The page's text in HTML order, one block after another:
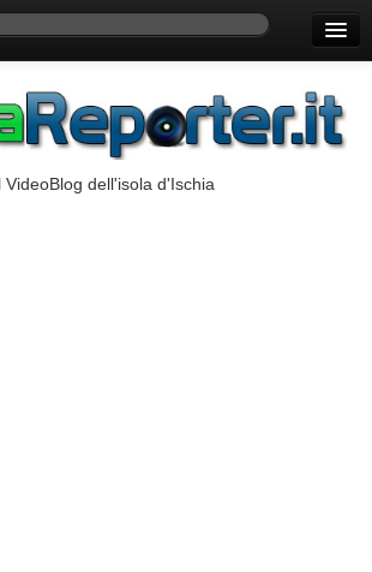
Storiche D’Ambra
VideoBlog dell'isola d'Ischia